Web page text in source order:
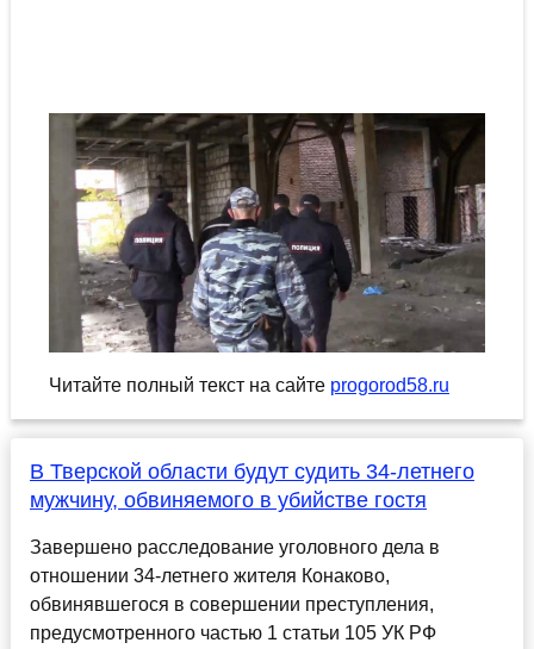
Читайте полный текст на сайте progorod58.ru
В Тверской области будут судить 34-летнего
мужчину, обвиняемого в убийстве гостя
Завершено расследование уголовного дела в
отношении 34-летнего жителя Конаково,
обвинявшегося в совершении преступления,
предусмотренного частью 1 статьи 105 УК РФ